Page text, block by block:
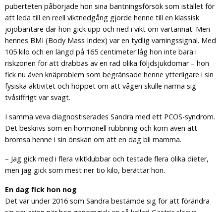
puberteten påbörjade hon sina bantningsförsök som istället för
att leda till en reell viktnedgång gjorde henne till en klassisk
jojobantare där hon gick upp och ned i vikt om vartannat. Men
hennes BMI (Body Mass Index) var en tydlig varningssignal. Med
105 kilo och en längd på 165 centimeter låg hon inte bara i
riskzonen för att drabbas av en rad olika följdsjukdomar – hon
fick nu även knäproblem som begränsade henne ytterligare i sin
fysiska aktivitet och hoppet om att vågen skulle närma sig
tvåsiffrigt var svagt.
I samma veva diagnostiserades Sandra med ett PCOS-syndrom.
Det beskrivs som en hormonell rubbning och kom även att
bromsa henne i sin önskan om att en dag bli mamma.
– Jag gick med i flera viktklubbar och testade flera olika dieter,
men jag gick som mest ner tio kilo, berättar hon.
En dag fick hon nog
Det var under 2016 som Sandra bestämde sig för att förändra